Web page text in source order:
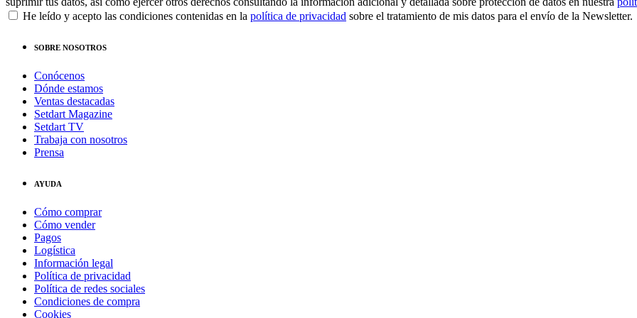
He leído y acepto las condiciones contenidas en la política de privacidad sobre el tratamiento de mis datos para el envío de la Newsletter.
SOBRE NOSOTROS
Conócenos
Dónde estamos
Ventas destacadas
Setdart Magazine
Setdart TV
Trabaja con nosotros
Prensa
AYUDA
Cómo comprar
Cómo vender
Pagos
Logística
Información legal
Política de privacidad
Política de redes sociales
Condiciones de compra
Cookies